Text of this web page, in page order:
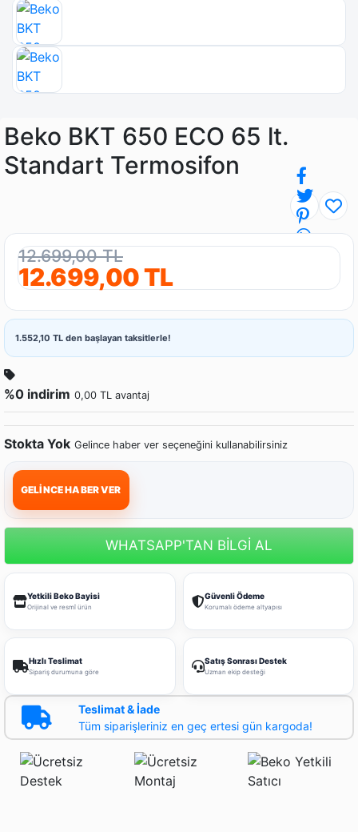
Beko BKT 650 ECO 65 lt.
Standart Termosifon
12.699,00 TL
12.699,00 TL
1.552,10 TL den başlayan taksitlerle!
%0 indirim 0,00 TL avantaj
Stokta Yok Gelince haber ver seçeneğini kullanabilirsiniz
GELİNCE HABER VER
WHATSAPP'TAN BİLGİ AL
Yetkili Beko Bayisi
Orijinal ve resmî ürün
Güvenli Ödeme
Korumalı ödeme altyapısı
Hızlı Teslimat
Sipariş durumuna göre
Satış Sonrası Destek
Uzman ekip desteği
Teslimat & İade
Tüm siparişleriniz en geç ertesi gün kargoda!